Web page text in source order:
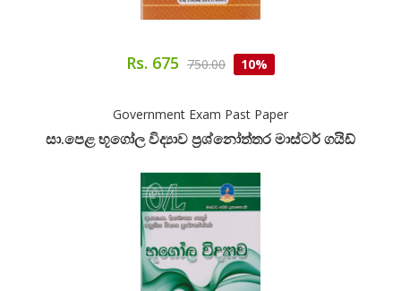
Rs. 675 750.00 10%
Government Exam Past Paper
සා.පෙළ භූගෝල විද්‍යාව ප්‍රශ්නෝත්තර මාස්ටර් ගයිඩ්